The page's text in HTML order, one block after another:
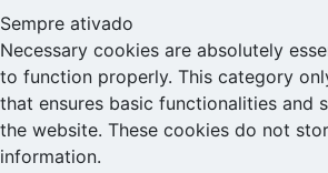
Sempre ativado
Necessary cookies are absolutely
to function properly. This category
that ensures basic functionalities and
the website. These cookies do not
information.